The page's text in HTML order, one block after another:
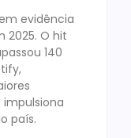
evidência
2025. O hit
140
impulsiona
país.